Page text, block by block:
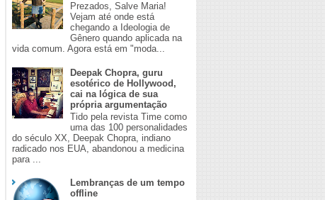
​Prezados, Salve Maria!
Vejam até onde está
chegando a Ideologia de
Gênero quando aplicada na
vida comum. Agora está em "moda...
Deepak Chopra, guru
esotérico de Hollywood,
cai na lógica de sua
própria argumentação
Tido pela revista Time como
uma das 100 personalidades
do século XX, Deepak Chopra, indiano
radicado nos EUA, abandonou a medicina
para ...
Lembranças de um tempo
offline